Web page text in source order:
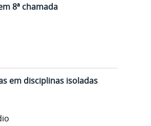
8ª chamada
em disciplinas isoladas